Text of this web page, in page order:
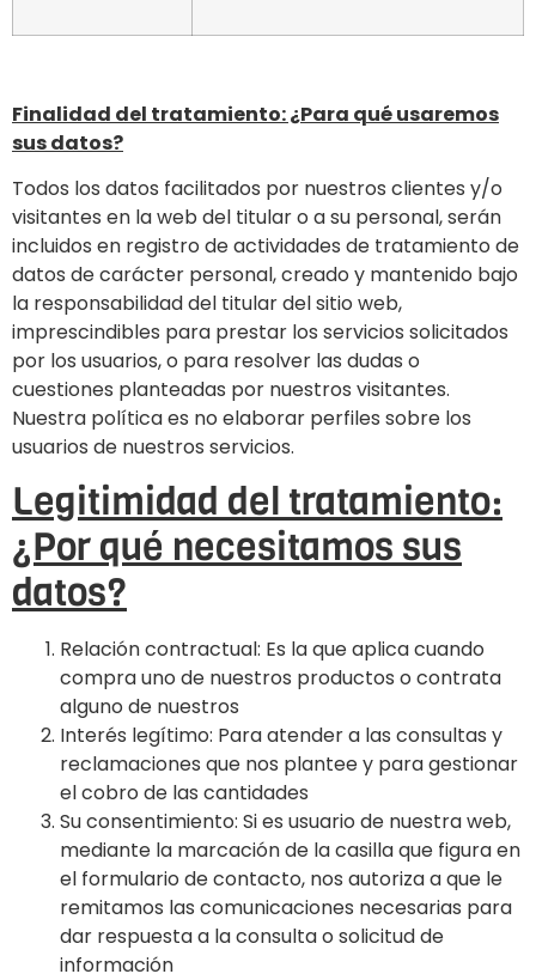
Finalidad del tratamiento: ¿Para qué usaremos
sus datos?
Todos los datos facilitados por nuestros clientes y/o
visitantes en la web del titular o a su personal, serán
incluidos en registro de actividades de tratamiento de
datos de carácter personal, creado y mantenido bajo
la responsabilidad del titular del sitio web,
imprescindibles para prestar los servicios solicitados
por los usuarios, o para resolver las dudas o
cuestiones planteadas por nuestros visitantes.
Nuestra política es no elaborar perfiles sobre los
usuarios de nuestros servicios.
Legitimidad del tratamiento:
¿Por qué necesitamos sus
datos?
Relación contractual: Es la que aplica cuando
compra uno de nuestros productos o contrata
alguno de nuestros
Interés legítimo: Para atender a las consultas y
reclamaciones que nos plantee y para gestionar
el cobro de las cantidades
Su consentimiento: Si es usuario de nuestra web,
mediante la marcación de la casilla que figura en
el formulario de contacto, nos autoriza a que le
remitamos las comunicaciones necesarias para
dar respuesta a la consulta o solicitud de
información